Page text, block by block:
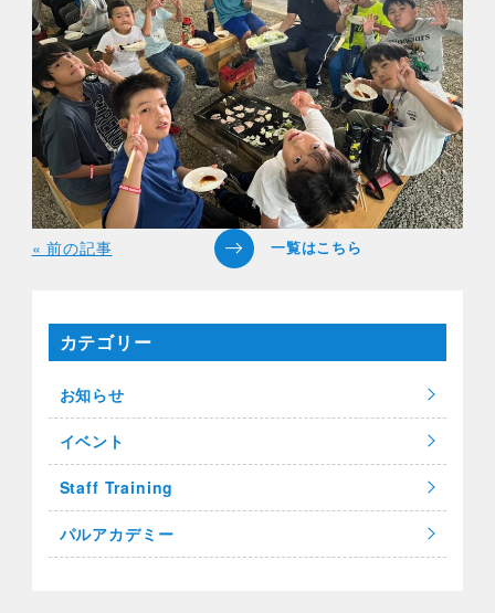
« 前の記事
カテゴリー
お知らせ
イベント
Staff Training
パルアカデミー